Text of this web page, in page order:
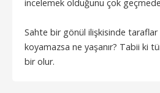
incelemek olduğunu çok
Sahte bir gönül ilişkisinde taraflar
koyamazsa ne yaşanır? Tabii ki
bir olur.